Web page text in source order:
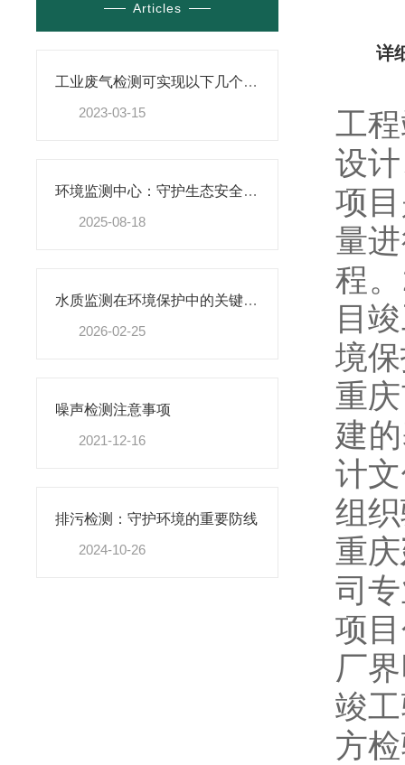
Articles
工业废气检测可实现以下几个方面的应用
2023-03-15
环境监测中心：守护生态安全的“数据哨兵”
2025-08-18
水质监测在环境保护中的关键作用
2026-02-25
噪声检测注意事项
2021-12-16
排污检测：守护环境的重要防线
2024-10-26
详
工
设
项
量
程
目
境
重
建
计
组
重庆
司
项
厂
竣
方